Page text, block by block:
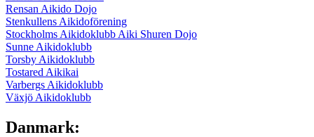
Rensan Aikido Dojo
Stenkullens Aikidoförening
Stockholms Aikidoklubb Aiki Shuren Dojo
Sunne Aikidoklubb
Torsby Aikidoklubb
Tostared Aikikai
Varbergs Aikidoklubb
Växjö Aikidoklubb
Danmark: